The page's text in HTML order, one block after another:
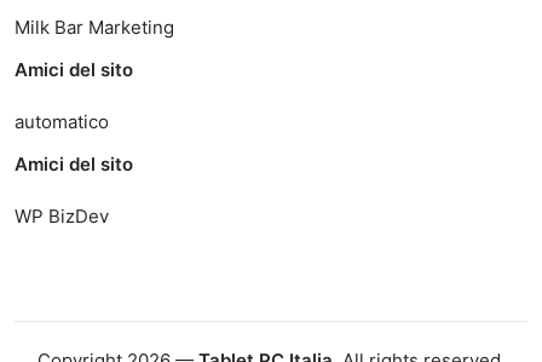
Milk Bar Marketing
Amici del sito
automatico
Amici del sito
WP BizDev